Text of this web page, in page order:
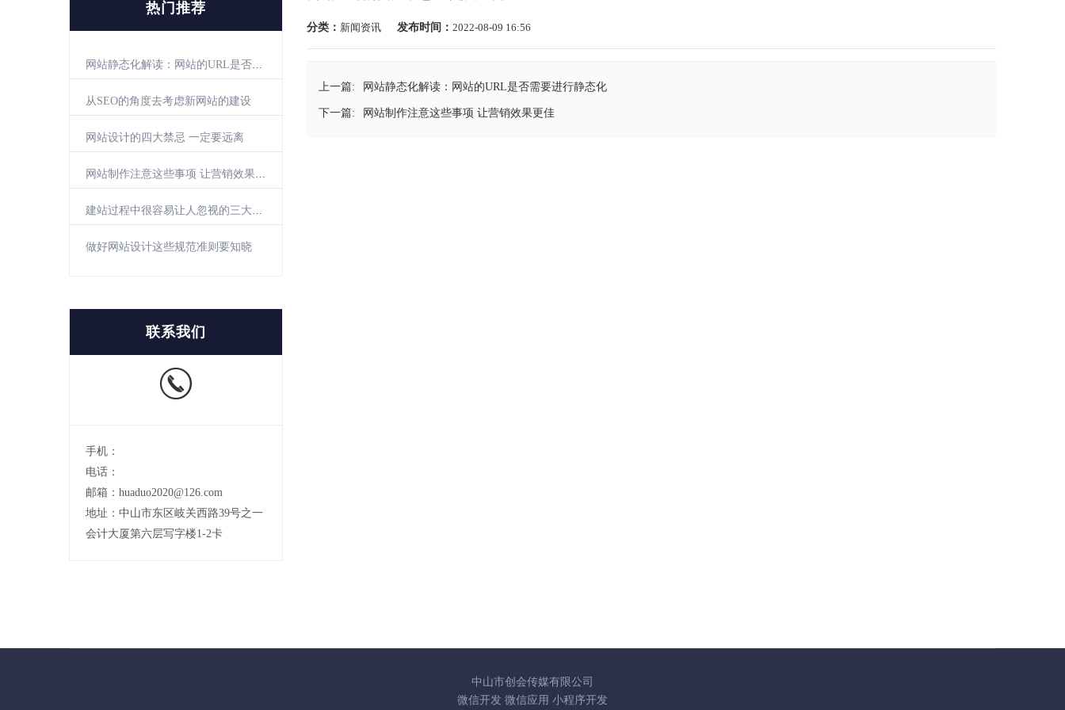
分类： 新闻资讯 发布时间： 2022-08-09 16:56
上一篇: 网站静态化解读：网站的URL是否需要进行静态化
下一篇: 网站制作注意这些事项 让营销效果更佳
热门推荐
网站静态化解读：网站的URL是否需要进行静态化
从SEO的角度去考虑新网站的建设
网站设计的四大禁忌 一定要远离
网站制作注意这些事项 让营销效果更佳
建站过程中很容易让人忽视的三大细节
做好网站设计这些规范准则要知晓
联系我们
手机：
电话：
邮箱：huaduo2020@126.com
地址：中山市东区岐关西路39号之一
会计大厦第六层写字楼1-2卡
中山市创会传媒有限公司
微信开发 微信应用 小程序开发